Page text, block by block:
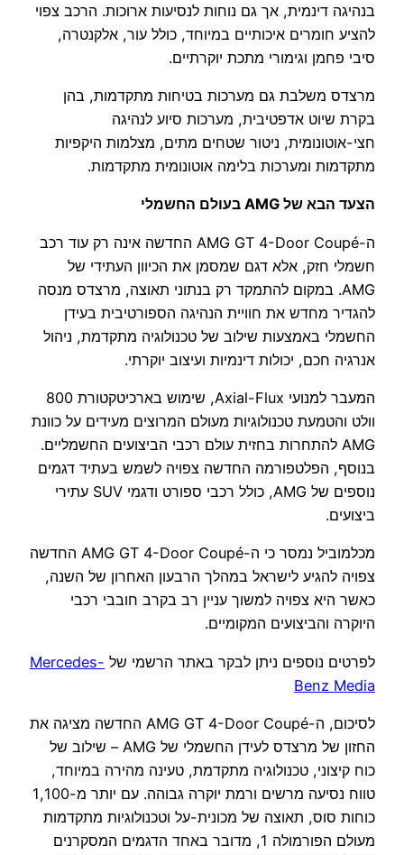
בנהיגה דינמית, אך גם נוחות לנסיעות ארוכות. הרכב צפוי
להציע חומרים איכותיים במיוחד, כולל עור, אלקנטרה,
סיבי פחמן וגימורי מתכת יוקרתיים.
מרצדס משלבת גם מערכות בטיחות מתקדמות, בהן
בקרת שיוט אדפטיבית, מערכות סיוע לנהיגה
חצי-אוטונומית, ניטור שטחים מתים, מצלמות היקפיות
מתקדמות ומערכות בלימה אוטונומית מתקדמות.
הצעד הבא של AMG בעולם החשמלי
ה-AMG GT 4-Door Coupé החדשה אינה רק עוד רכב
חשמלי חזק, אלא דגם שמסמן את הכיוון העתידי של
AMG. במקום להתמקד רק בנתוני תאוצה, מרצדס מנסה
להגדיר מחדש את חוויית הנהיגה הספורטיבית בעידן
החשמלי באמצעות שילוב של טכנולוגיה מתקדמת, ניהול
אנרגיה חכם, יכולות דינמיות ועיצוב יוקרתי.
המעבר למנועי Axial-Flux, שימוש בארכיטקטורת 800
וולט והטמעת טכנולוגיות מעולם המרוצים מעידים על כוונת
AMG להתחרות בחזית עולם רכבי הביצועים החשמליים.
בנוסף, הפלטפורמה החדשה צפויה לשמש בעתיד דגמים
נוספים של AMG, כולל רכבי ספורט ודגמי SUV עתירי
ביצועים.
מכלמוביל נמסר כי ה-AMG GT 4-Door Coupé החדשה
צפויה להגיע לישראל במהלך הרבעון האחרון של השנה,
כאשר היא צפויה למשוך עניין רב בקרב חובבי רכבי
היוקרה והביצועים המקומיים.
לפרטים נוספים ניתן לבקר באתר הרשמי של Mercedes-
Benz Media
לסיכום, ה-AMG GT 4-Door Coupé החדשה מציגה את
החזון של מרצדס לעידן החשמלי של AMG – שילוב של
כוח קיצוני, טכנולוגיה מתקדמת, טעינה מהירה במיוחד,
טווח נסיעה מרשים ורמת יוקרה גבוהה. עם יותר מ-1,100
כוחות סוס, תאוצה של מכונית-על וטכנולוגיות מתקדמות
מעולם הפורמולה 1, מדובר באחד הדגמים המסקרנים